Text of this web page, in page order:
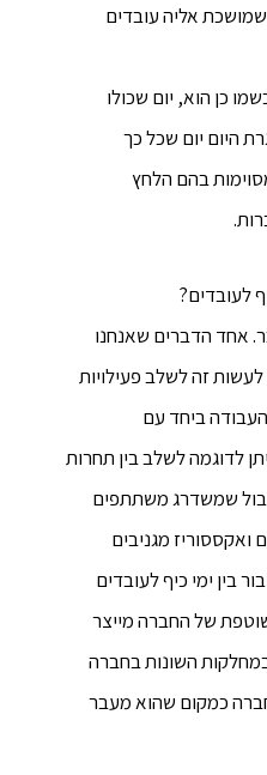
אליה עובדים
כן הוא, יום שכולו
היום יום שכל כך
בהם הלחץ
לעובדים?
אחד הדברים שאנחנו
זה לשלב פעילויות
ביחד עם
לדוגמה לשלב בין תחרות
שמשדרג משתתפים
מגניבים
בין ימי כיף לעובדים
של החברה מייצר
השונות בחברה
כמקום שהוא מעבר